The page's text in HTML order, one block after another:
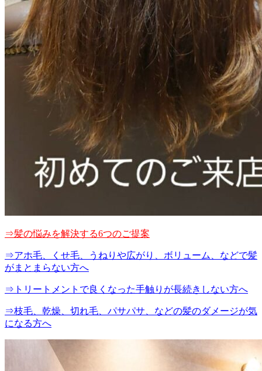
⇒髪の悩みを解決する6つのご提案
⇒アホ毛、くせ毛、うねりや広がり、ボリューム、などで髪
がまとまらない方へ
⇒トリートメントで良くなった手触りが長続きしない方へ
⇒枝毛、乾燥、切れ毛、パサパサ、などの髪のダメージが気
になる方へ